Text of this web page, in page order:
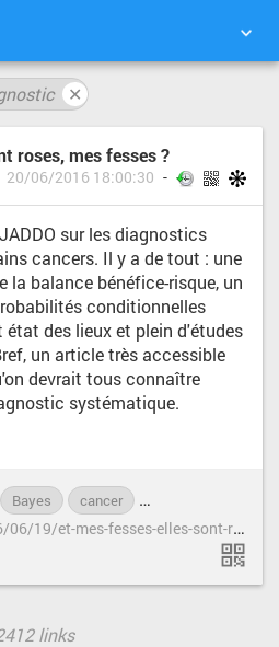
RECHERCHER
✕
roses, mes fesses ?
20/06/2016 18:00:30
sur les diagnostics
cancers. Il y a de tout : une
balance bénéfice-risque, un
conditionnelles
état des lieux et plein d'études
un article très accessible
devrait tous connaître
systématique.
Bayes cancer
h
ttp://www.jaddo.fr/2016/06/19/et-mes-fesses-elles-sont-roses-mes-fesses/
links